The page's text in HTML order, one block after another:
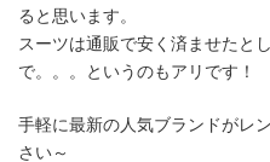
ると思います。
スーツは通販で安く済ませたと
で。。。というのもアリです！
手軽に最新の人気ブランドがレ
さい～